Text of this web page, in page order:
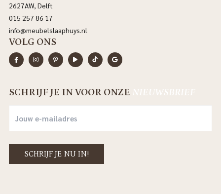
2627AW, Delft
015 257 86 17
info@meubelslaaphuys.nl
VOLG ONS
SCHRIJF JE IN VOOR ONZE NIEUWSBRIEF